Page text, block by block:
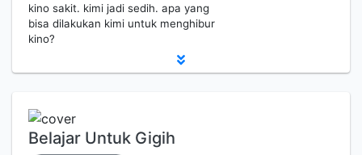
kino sakit. kimi jadi sedih. apa yang
bisa dilakukan kimi untuk menghibur
kino?
Belajar Untuk Gigih